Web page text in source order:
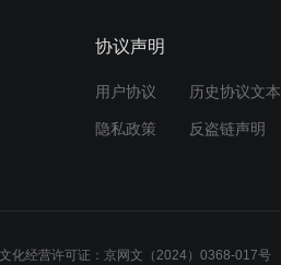
协议声明
用户协议 历史协议文本
隐私政策 反盗链声明
化经营许可证：京网文（2024）0368-017号